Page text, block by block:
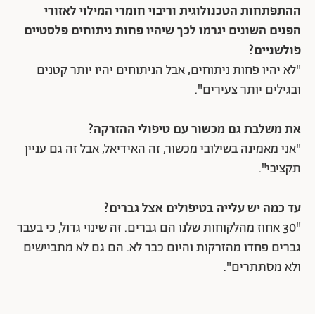
ההתפתחות הטכנולוגית וריבוי חומרי המילוי לאזורי
הפנים השונים יגרמו לכך שיהיו פחות ניתוחים פלסטיים
פולשניים?
"לא יהיו פחות ניתוחים, אבל הניתוחים יהיו יותר קטנים
ובגילים יותר צעירים".
את משלבת גם מכשור עם טיפולי ההזרקה?
"אני מאמינה בשילובי מכשור, זה האידיאל, אבל זה גם עניין
תקציבי".
עד כמה יש עלייה בטיפולים אצל גברים?
"30 אחוז מהלקוחות שלנו הם גברים. זה שינוי גדול, כי בעבר
גברים פחדו מהזרקות והיום כבר לא. הם גם לא מתביישים
ולא מסתתרים".